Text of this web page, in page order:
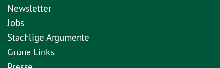
Newsletter
Jobs
Stachlige Argumente
Grüne Links